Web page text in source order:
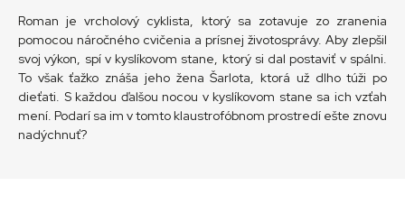
Roman je vrcholový cyklista, ktorý sa zotavuje zo zranenia
pomocou náročného cvičenia a prísnej životosprávy. Aby zlepšil
svoj výkon, spí v kyslíkovom stane, ktorý si dal postaviť v spálni.
To však ťažko znáša jeho žena Šarlota, ktorá už dlho túži po
dieťati. S každou ďalšou nocou v kyslíkovom stane sa ich vzťah
mení. Podarí sa im v tomto klaustrofóbnom prostredí ešte znovu
nadýchnuť?